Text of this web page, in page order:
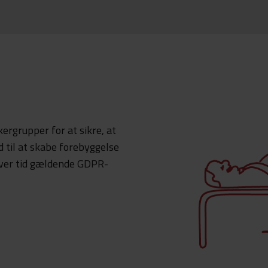
for at sikre, at
til at skabe forebyggelse
tid gældende GDPR-